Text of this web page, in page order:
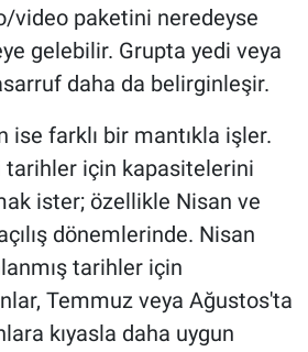
video paketini neredeyse
gelebilir. Grupta yedi veya
daha da belirginleşir.
ise farklı bir mantıkla işler.
için kapasitelerini
ister; özellikle Nisan ve
dönemlerinde. Nisan
tarihler için
Temmuz veya Ağustos'ta
kıyasla daha uygun